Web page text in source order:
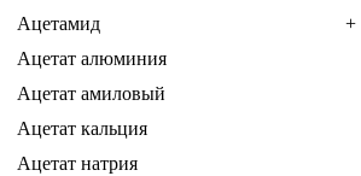
Ацетамид
+
Ацетат алюминия
Ацетат амиловый
Ацетат кальция
Ацетат натрия